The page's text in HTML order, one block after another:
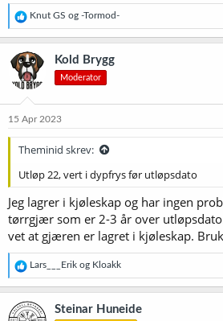
R
e
a
k
s
j
o
e
Knut GS og -Tormod-
Kold Brygg
Moderator
15 Apr 2023
Theminid skrev:
Utløp 22, vert i dypfrys før utløpsdato
Jeg lagrer i kjøleskap og har ingen
tørrgjær som er 2-3 år over
vet at gjæren er lagret i kjøleskap.
R
e
a
k
s
Lars___Erik og Kloakk
Steinar Huneide